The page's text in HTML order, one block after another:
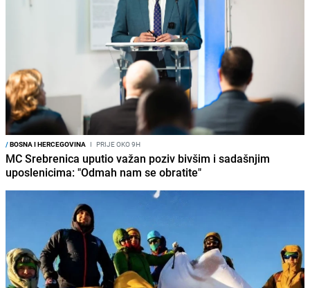
/BOSNA I HERCEGOVINA I PRIJE OKO 9H
MC Srebrenica uputio važan poziv bivšim i sadašnjim
uposlenicima: "Odmah nam se obratite"